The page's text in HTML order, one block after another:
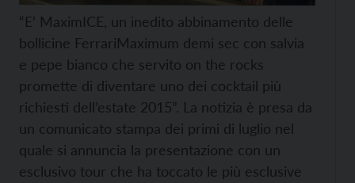
“E’ MaximICE, un inedito abbinamento delle
bollicine FerrariMaximum demi sec con salvia
e pepe bianco che servito on the rocks
promette di diventare uno dei cocktail più
richiesti dell’estate 2015”. La notizia è presa da
un comunicato stampa dei primi di luglio nel
quale si annuncia la presentazione con un
esclusivo tour che ha toccato le più esclusive